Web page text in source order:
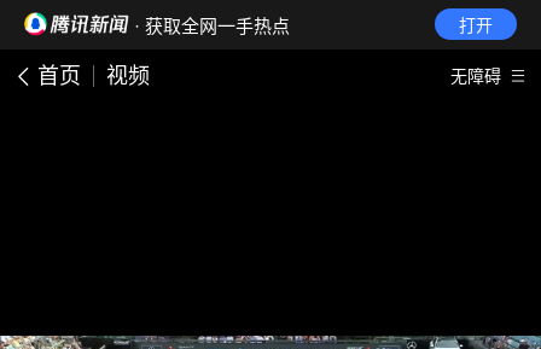
· 获取全网一手热点 打开
首页 视频 无障碍